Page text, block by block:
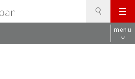
メ
ニ
ュ
menu